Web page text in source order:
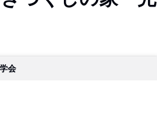
会